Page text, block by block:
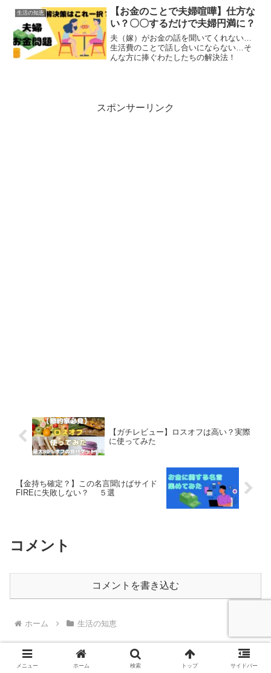
生活の知恵
【お金のことで夫婦喧嘩】仕方な
い？〇〇するだけで夫婦円満に？
夫（嫁）がお金の話を聞いてくれない…
生活費のことで話し合いにならない…そ
んな方に捧ぐわたしたちの解決法！
スポンサーリンク
【ガチレビュー】ロスオフは高い？実際
に使ってみた
【金持ち確定？】この名言聞けばサイド
FIREに失敗しない？ ５選
コメント
コメントを書き込む
ホーム 生活の知恵
メニュー ホーム 検索 トップ サイドバー